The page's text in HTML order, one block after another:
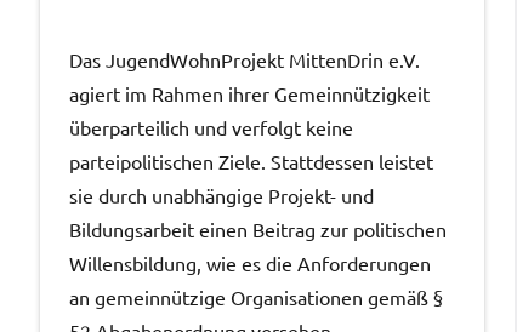
Das JugendWohnProjekt MittenDrin e.V.
agiert im Rahmen ihrer Gemeinnützigkeit
überparteilich und verfolgt keine
parteipolitischen Ziele. Stattdessen leistet
sie durch unabhängige Projekt- und
Bildungsarbeit einen Beitrag zur politischen
Willensbildung, wie es die Anforderungen
an gemeinnützige Organisationen gemäß §